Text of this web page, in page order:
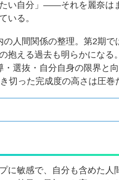
い自分」——それを麗奈は
いる。
人間関係の整理。第2期で
抱える過去も明らかになる
選抜・自分自身の限界と
切った完成度の高さは圧巻
に敏感で、自分も含めた人